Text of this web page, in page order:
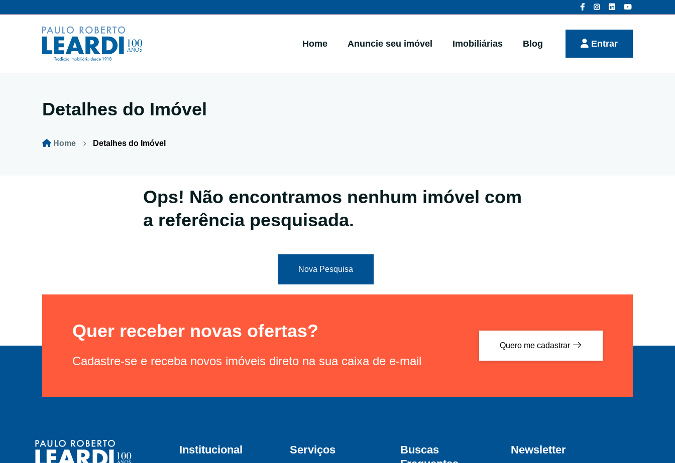
Home Anuncie seu imóvel Imobiliárias Blog Entrar
Detalhes do Imóvel
Home Detalhes do Imóvel
Ops! Não encontramos nenhum imóvel com
a referência pesquisada.
Nova Pesquisa
Quer receber novas ofertas?
Cadastre-se e receba novos imóveis direto na sua caixa de e-mail
Quero me cadastrar
Institucional Serviços
Buscas
Newsletter